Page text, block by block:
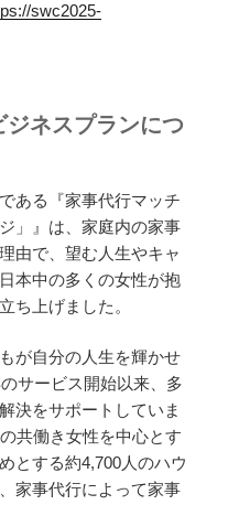
swc2025-
ネスプランにつ
ある『家事代行マッチ
」』は、家庭内の家事
由で、望む人生やキャ
本中の多くの女性が抱
ち上げました。
が自分の人生を輝かせ
サービス開始以来、多
決をサポートしていま
共働き女性を中心とす
とする約4,700人のハウ
家事代行によって家事